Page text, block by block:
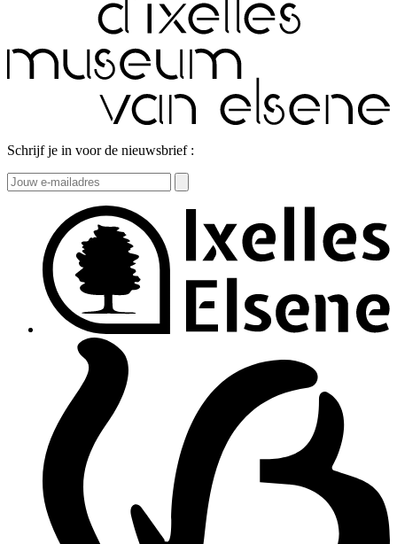
Schrijf je in voor de nieuwsbrief :